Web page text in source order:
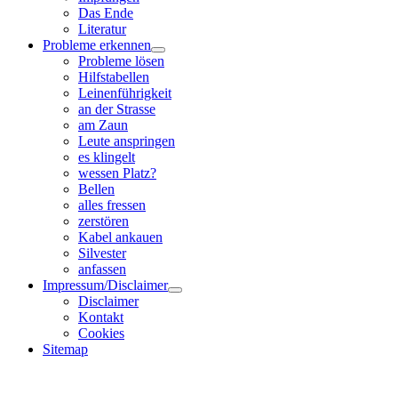
Das Ende
Literatur
Probleme erkennen
Probleme lösen
Hilfstabellen
Leinenführigkeit
an der Strasse
am Zaun
Leute anspringen
es klingelt
wessen Platz?
Bellen
alles fressen
zerstören
Kabel ankauen
Silvester
anfassen
Impressum/Disclaimer
Disclaimer
Kontakt
Cookies
Sitemap